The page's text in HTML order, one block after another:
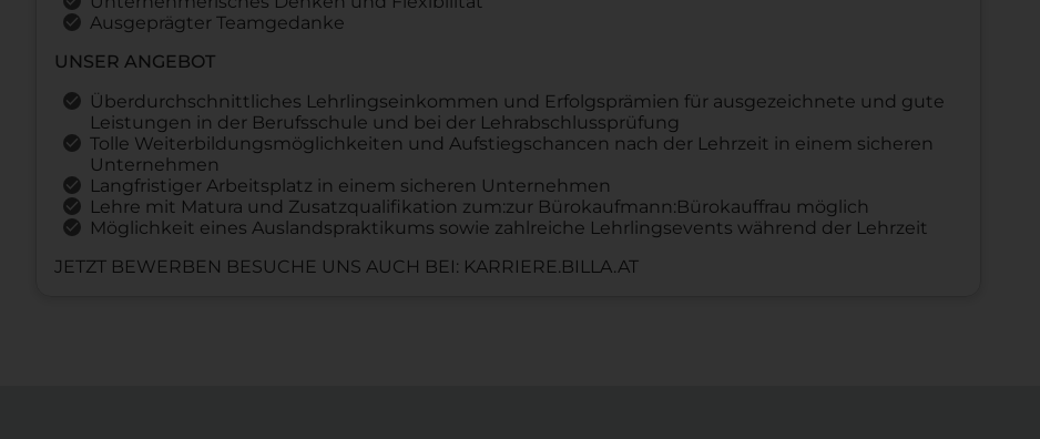
Ausgeprägter Teamgedanke
UNSER ANGEBOT
Überdurchschnittliches Lehrlingseinkommen und Erfolgsprämien für ausgezeichnete und gute
Leistungen in der Berufsschule und bei der Lehrabschlussprüfung
Tolle Weiterbildungsmöglichkeiten und Aufstiegschancen nach der Lehrzeit in einem sicheren
Unternehmen
Langfristiger Arbeitsplatz in einem sicheren Unternehmen
Lehre mit Matura und Zusatzqualifikation zum:zur Bürokaufmann:Bürokauffrau möglich
Möglichkeit eines Auslandspraktikums sowie zahlreiche Lehrlingsevents während der Lehrzeit
JETZT BEWERBEN BESUCHE UNS AUCH BEI: KARRIERE.BILLA.AT